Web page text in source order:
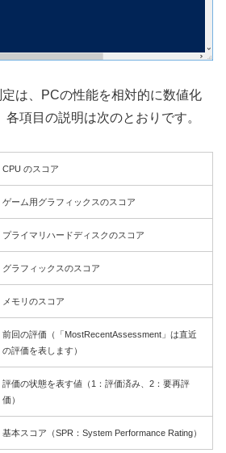
定は、PCの性能を相対的に数値化
各項目の説明は次のとおりです。
CPU のスコア
ゲーム用グラフィックスのスコア
プライマリハードディスクのスコア
グラフィックスのスコア
メモリのスコア
前回の評価（「MostRecentAssessment」は直近
の評価を表します）
評価の状態を表す値（1：評価済み、2：要再評
価）
基本スコア（SPR：System Performance Rating）